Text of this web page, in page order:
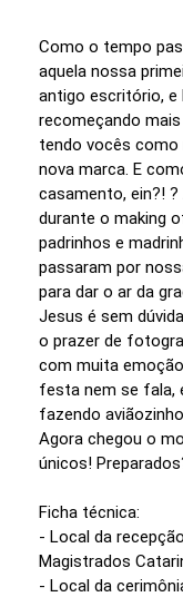
Como o tempo
aquela nossa
antigo escritório, e
recomeçando
tendo vocês
nova marca. E
casamento, ein?!
durante o making
padrinhos e
passaram por
para dar o ar da
Jesus é sem
o prazer de
com muita
festa nem se fala,
fazendo
Agora chegou o
únicos!
Ficha técnica:
- Local da
Magistrados
- Local da